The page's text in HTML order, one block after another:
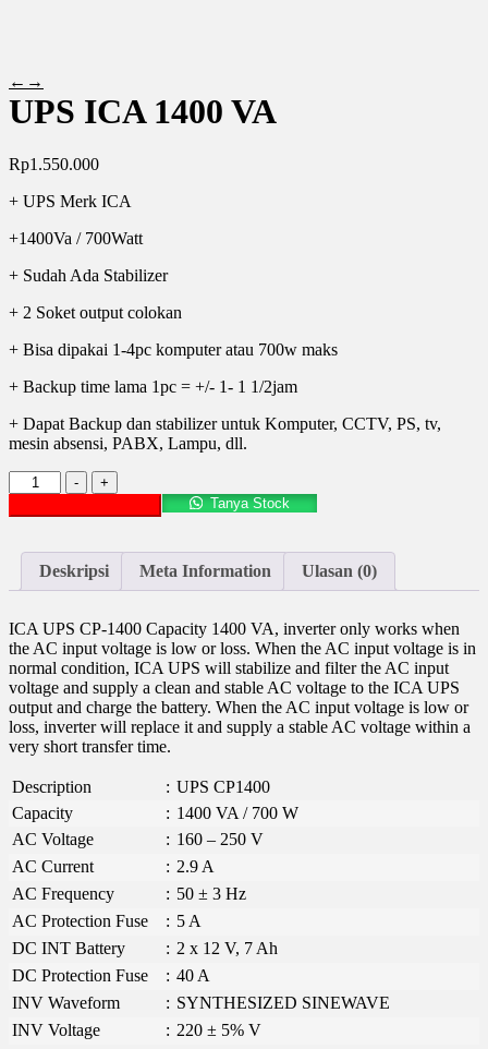
← →
UPS ICA 1400 VA
Rp1.550.000
+ UPS Merk ICA
+1400Va / 700Watt
+ Sudah Ada Stabilizer
+ 2 Soket output colokan
+ Bisa dipakai 1-4pc komputer atau 700w maks
+ Backup time lama 1pc = +/- 1- 1 1/2jam
+ Dapat Backup dan stabilizer untuk Komputer, CCTV, PS, tv,
mesin absensi, PABX, Lampu, dll.
-
Kuantitas
UPS
ICA
VA
+
Tanya Stock
Deskripsi Meta Information Ulasan (0)
ICA UPS CP-1400 Capacity 1400 VA, inverter only works when
the AC input voltage is low or loss. When the AC input voltage is in
normal condition, ICA UPS will stabilize and filter the AC input
voltage and supply a clean and stable AC voltage to the ICA UPS
output and charge the battery. When the AC input voltage is low or
loss, inverter will replace it and supply a stable AC voltage within a
very short transfer time.
Description : UPS CP1400
Capacity
: 1400 VA / 700 W
AC Voltage
: 160 – 250 V
AC Current
: 2.9 A
AC Frequency
: 50 ± 3 Hz
AC Protection Fuse
: 5 A
DC INT Battery
: 2 x 12 V, 7 Ah
DC Protection Fuse
: 40 A
INV Waveform
: SYNTHESIZED SINEWAVE
INV Voltage
: 220 ± 5% V